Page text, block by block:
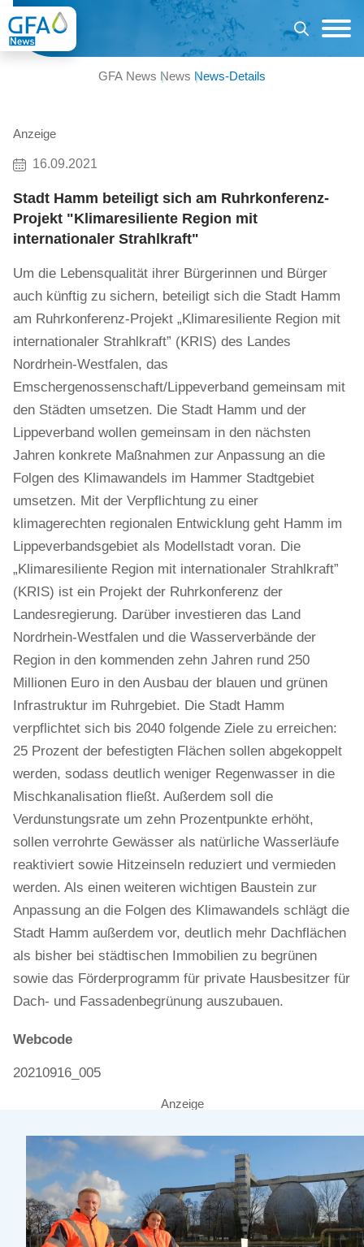
GFA News News News-Details
Anzeige
16.09.2021
Stadt Hamm beteiligt sich am Ruhrkonferenz-
Projekt "Klimaresiliente Region mit
internationaler Strahlkraft"
Um die Lebensqualität ihrer Bürgerinnen und Bürger
auch künftig zu sichern, beteiligt sich die Stadt Hamm
am Ruhrkonferenz-Projekt „Klimaresiliente Region mit
internationaler Strahlkraft” (KRIS) des Landes
Nordrhein-Westfalen, das
Emschergenossenschaft/Lippeverband gemeinsam mit
den Städten umsetzen. Die Stadt Hamm und der
Lippeverband wollen gemeinsam in den nächsten
Jahren konkrete Maßnahmen zur Anpassung an die
Folgen des Klimawandels im Hammer Stadtgebiet
umsetzen. Mit der Verpflichtung zu einer
klimagerechten regionalen Entwicklung geht Hamm im
Lippeverbandsgebiet als Modellstadt voran. Die
„Klimaresiliente Region mit internationaler Strahlkraft”
(KRIS) ist ein Projekt der Ruhrkonferenz der
Landesregierung. Darüber investieren das Land
Nordrhein-Westfalen und die Wasserverbände der
Region in den kommenden zehn Jahren rund 250
Millionen Euro in den Ausbau der blauen und grünen
Infrastruktur im Ruhrgebiet. Die Stadt Hamm
verpflichtet sich bis 2040 folgende Ziele zu erreichen:
25 Prozent der befestigten Flächen sollen abgekoppelt
werden, sodass deutlich weniger Regenwasser in die
Mischkanalisation fließt. Außerdem soll die
Verdunstungsrate um zehn Prozentpunkte erhöht,
sollen verrohrte Gewässer als natürliche Wasserläufe
reaktiviert sowie Hitzeinseln reduziert und vermieden
werden. Als einen weiteren wichtigen Baustein zur
Anpassung an die Folgen des Klimawandels schlägt die
Stadt Hamm außerdem vor, deutlich mehr Dachflächen
als bisher bei städtischen Immobilien zu begrünen
sowie das Förderprogramm für private Hausbesitzer für
Dach- und Fassadenbegrünung auszubauen.
Webcode
20210916_005
Anzeige